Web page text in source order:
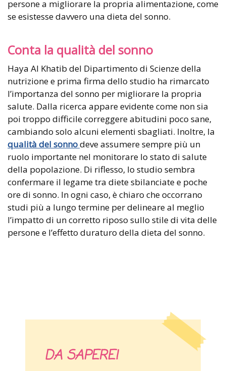
persone a migliorare la propria alimentazione, come
se esistesse davvero una dieta del sonno.
Conta la qualità del sonno
Haya Al Khatib del Dipartimento di Scienze della
nutrizione e prima firma dello studio ha rimarcato
l’importanza del sonno per migliorare la propria
salute. Dalla ricerca appare evidente come non sia
poi troppo difficile correggere abitudini poco sane,
cambiando solo alcuni elementi sbagliati. Inoltre, la
qualità del sonnodeve assumere sempre più un
ruolo importante nel monitorare lo stato di salute
della popolazione. Di riflesso, lo studio sembra
confermare il legame tra diete sbilanciate e poche
ore di sonno. In ogni caso, è chiaro che occorrano
studi più a lungo termine per delineare al meglio
l’impatto di un corretto riposo sullo stile di vita delle
persone e l’effetto duraturo della dieta del sonno.
DA SAPERE!